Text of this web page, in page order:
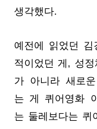
생각했다.
예전에 읽었던 김
적이었던 게, 성
가 아니라 새로
는 게 퀴어영화
는 둘레보다는 퀴